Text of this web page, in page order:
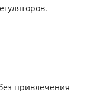
привлечения